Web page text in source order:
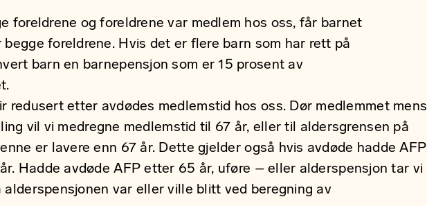
foreldrene og foreldrene var medlem hos oss, får barnet
foreldrene. Hvis det er flere barn som har rett på
barn en barnepensjon som er 15 prosent av
redusert etter avdødes medlemstid hos oss. Dør medlemmet mens
vil vi medregne medlemstid til 67 år, eller til aldersgrensen på
er lavere enn 67 år. Dette gjelder også hvis avdøde hadde AFP
Hadde avdøde AFP etter 65 år, uføre – eller alderspensjon tar vi
alderspensjonen var eller ville blitt ved beregning av